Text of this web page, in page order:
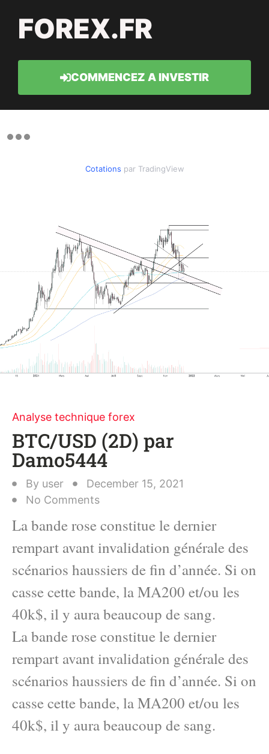
FOREX.FR
COMMENCEZ A INVESTIR
Cotations par TradingView
Analyse technique forex
BTC/USD (2D) par
Damo5444
By user
December 15, 2021
No Comments
La bande rose constitue le dernier
rempart avant invalidation générale des
scénarios haussiers de fin d’année. Si on
casse cette bande, la MA200 et/ou les
40k$, il y aura beaucoup de sang.
La bande rose constitue le dernier
rempart avant invalidation générale des
scénarios haussiers de fin d’année. Si on
casse cette bande, la MA200 et/ou les
40k$, il y aura beaucoup de sang.